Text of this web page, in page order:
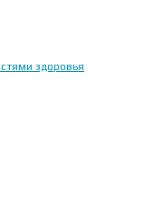
здоровья